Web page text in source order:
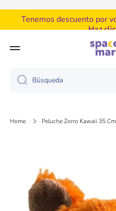
Ir directamente al contenido
Tenemos descuento por
Haz
Búsqueda
Home Peluche Zorro Kawaii 35 Cm